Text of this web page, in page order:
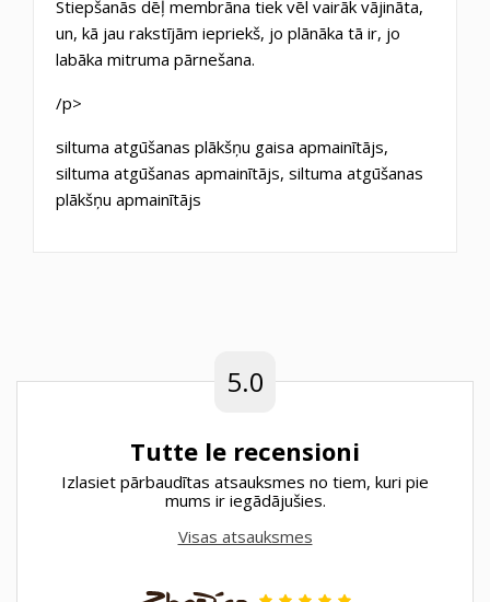
Stiepšanās dēļ membrāna tiek vēl vairāk vājināta,
un, kā jau rakstījām iepriekš, jo plānāka tā ir, jo
labāka mitruma pārnešana.
/p>
siltuma atgūšanas plākšņu gaisa apmainītājs,
siltuma atgūšanas apmainītājs, siltuma atgūšanas
plākšņu apmainītājs
5.0
Tutte le recensioni
Izlasiet pārbaudītas atsauksmes no tiem, kuri pie
mums ir iegādājušies.
Visas atsauksmes